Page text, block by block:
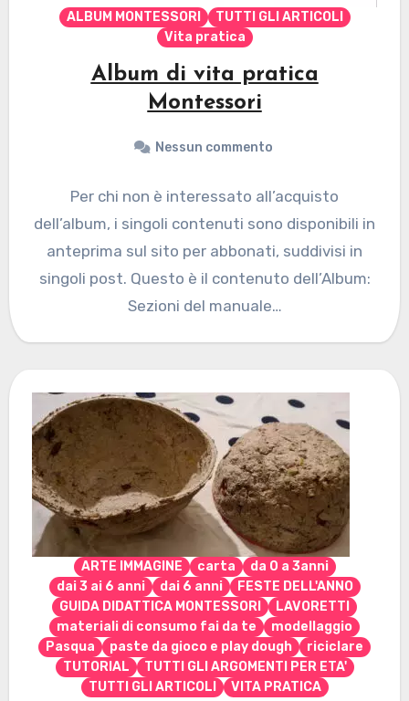
ALBUM MONTESSORI
TUTTI GLI ARTICOLI
Vita pratica
Album di vita pratica
Montessori
Nessun commento
Per chi non è interessato all’acquisto
dell’album, i singoli contenuti sono disponibili in
anteprima sul sito per abbonati, suddivisi in
singoli post. Questo è il contenuto dell’Album:
Sezioni del manuale…
ARTE IMMAGINE carta
da 0 a 3anni
dai 3 ai 6 anni
dai 6 anni
FESTE DELL'ANNO
GUIDA DIDATTICA MONTESSORI
LAVORETTI
materiali di consumo fai da te
modellaggio
Pasqua
paste da gioco e play dough
riciclare
TUTORIAL
TUTTI GLI ARGOMENTI PER ETA'
TUTTI GLI ARTICOLI
VITA PRATICA